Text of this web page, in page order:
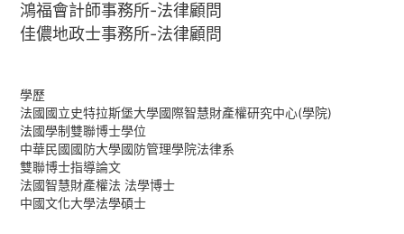
鴻福會計師事務所-法律顧問
佳儂地政士事務所-法律顧問
學歷
法國國立史特拉斯堡大學國際智慧財產權研究中心(學院)
法國學制雙聯博士學位
中華民國國防大學國防管理學院法律系
雙聯博士指導論文
法國智慧財產權法 法學博士
中國文化大學法學碩士